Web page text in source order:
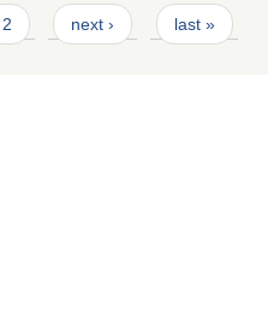
2 next › last »